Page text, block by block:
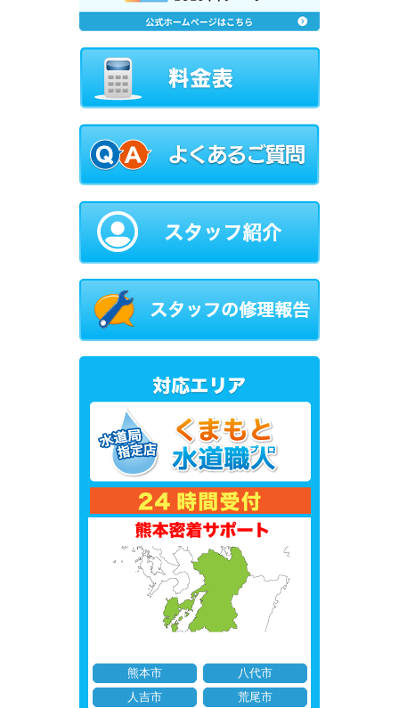
熊本市
八代市
人吉市
荒尾市